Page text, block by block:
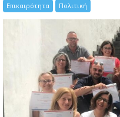
Επικαιρότητα Πολιτική